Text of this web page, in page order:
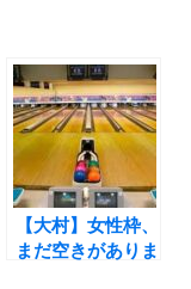
【大村】女性枠、
まだ空きがありま